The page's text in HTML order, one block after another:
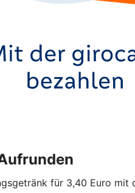
für 3,40 Euro mit